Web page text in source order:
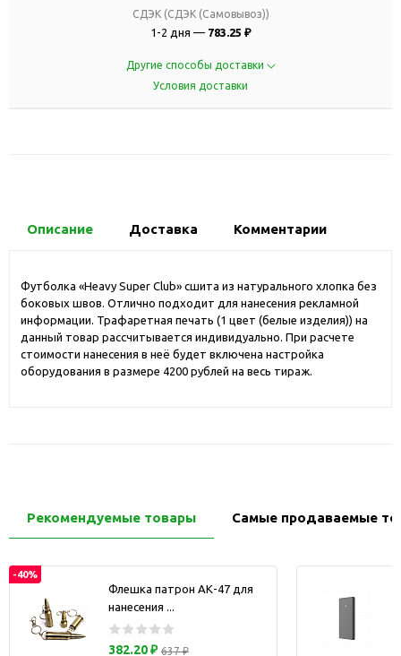
СДЭК (СДЭК (Самовывоз))
1-2 дня — 783.25 ₽
Другие способы доставки
Условия доставки
Описание Доставка Комментарии
Футболка «Heavy Super Club» сшита из натурального хлопка без
боковых швов. Отлично подходит для нанесения рекламной
информации. Трафаретная печать (1 цвет (белые изделия)) на
данный товар рассчитывается индивидуально. При расчете
стоимости нанесения в неё будет включена настройка
оборудования в размере 4200 рублей на весь тираж.
Рекомендуемые товары Самые продаваемые
-40%
Флешка патрон АК-47 для
нанесения ...
382.20 ₽ 637 ₽